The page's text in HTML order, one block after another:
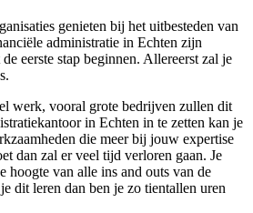
genieten bij het uitbesteden van
administratie in Echten zijn
eerste stap beginnen. Allereerst zal je
werk, vooral grote bedrijven zullen dit
in Echten in te zetten kan je
die meer bij jouw expertise
dan zal er veel tijd verloren gaan. Je
hoogte van alle ins and outs van de
dit leren dan ben je zo tientallen uren